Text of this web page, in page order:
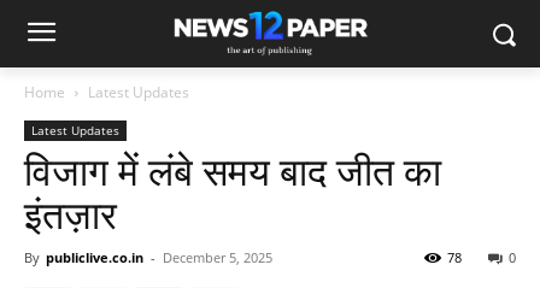
Home Latest Updates
Latest Updates
विजाग में लंबे समय बाद जीत का
इंतज़ार
By publiclive.co.in - December 5, 2025 0
78